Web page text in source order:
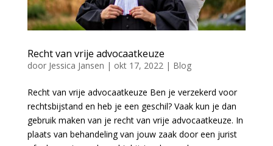
Recht van vrije advocaatkeuze
door Jessica Jansen | okt 17, 2022| Blog
Recht van vrije advocaatkeuze Ben je verzekerd voor
rechtsbijstand en heb je een geschil? Vaak kun je dan
gebruik maken van je recht van vrije advocaatkeuze. In
plaats van behandeling van jouw zaak door een jurist